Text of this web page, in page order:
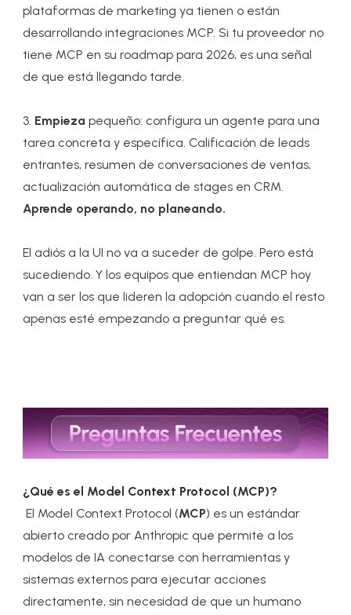
plataformas de marketing ya tienen o están
desarrollando integraciones MCP. Si tu proveedor no
tiene MCP en su roadmap para 2026, es una señal
de que está llegando tarde.
3. Empiezapequeño: configura un agente para una
tarea concreta y específica. Calificación de leads
entrantes, resumen de conversaciones de ventas,
actualización automática de stages en CRM.
Aprende operando, no planeando.
El adiós a la UI no va a suceder de golpe. Pero está
sucediendo. Y los equipos que entiendan MCP hoy
van a ser los que lideren la adopción cuando el resto
apenas esté empezando a preguntar qué es.
¿Qué es el Model Context Protocol (MCP)?
El Model Context Protocol (MCP) es un estándar
abierto creado por Anthropic que permite a los
modelos de IA conectarse con herramientas y
sistemas externos para ejecutar acciones
directamente, sin necesidad de que un humano